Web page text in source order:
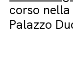
corso
Palazzo